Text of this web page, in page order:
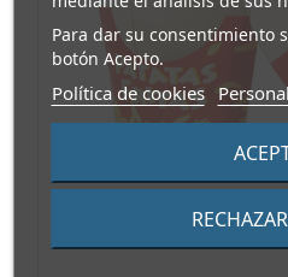
Para dar su consentimiento
botón Acepto.
Política de cookies